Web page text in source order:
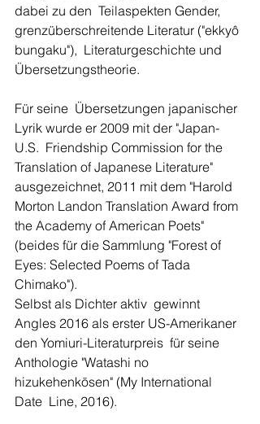
dabei zu den  Teilaspekten Gender,
grenzüberschreitende Literatur ("ekkyô
bungaku"),  Literaturgeschichte und
Übersetzungstheorie.
Für seine  Übersetzungen japanischer
Lyrik wurde er 2009 mit der "Japan-
U.S.  Friendship Commission for the
Translation of Japanese Literature"
ausgezeichnet, 2011 mit dem "Harold
Morton Landon Translation Award from
the Academy of American Poets"
(beides für die Sammlung "Forest of
Eyes: Selected Poems of Tada
Chimako").
Selbst als Dichter aktiv  gewinnt
Angles 2016 als erster US-Amerikaner
den Yomiuri-Literaturpreis  für seine
Anthologie "Watashi no
hizukehenkōsen" (My International
Date  Line, 2016).